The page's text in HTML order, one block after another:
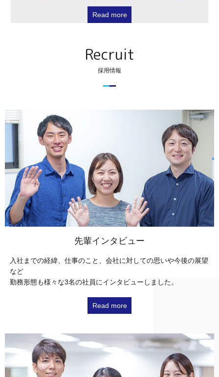
Read more
Recruit
採用情報
先輩インタビュー
入社までの経緯、仕事のこと、会社に対しての思いや今後の展望
など
勤務形態も様々な3名の社員にインタビューしました。
Read more